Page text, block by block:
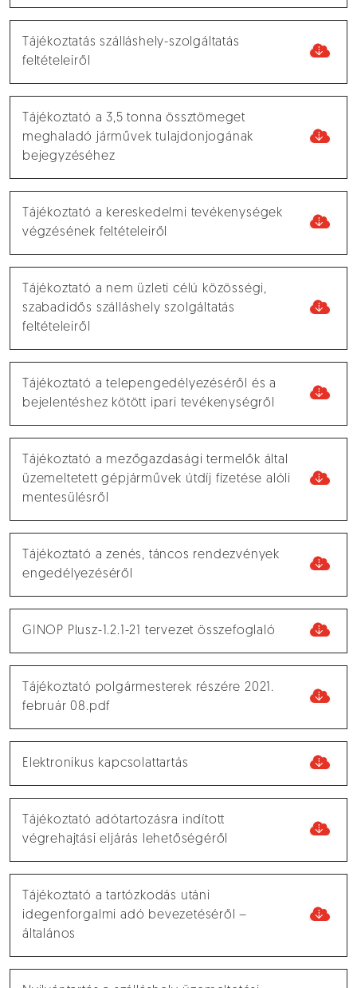
Tájékoztatás szálláshely-szolgáltatás
feltételeiről
Tájékoztató a 3,5 tonna össztömeget
meghaladó járművek tulajdonjogának
bejegyzéséhez
Tájékoztató a kereskedelmi tevékenységek
végzésének feltételeiről
Tájékoztató a nem üzleti célú közösségi,
szabadidős szálláshely szolgáltatás
feltételeiről
Tájékoztató a telepengedélyezéséről és a
bejelentéshez kötött ipari tevékenységről
Tájékoztató a mezőgazdasági termelők által
üzemeltetett gépjárművek útdíj fizetése alóli
mentesülésről
Tájékoztató a zenés, táncos rendezvények
engedélyezéséről
GINOP Plusz-1.2.1-21 tervezet összefoglaló
Tájékoztató polgármesterek részére 2021.
február 08.pdf
Elektronikus kapcsolattartás
Tájékoztató adótartozásra indított
végrehajtási eljárás lehetőségéről
Tájékoztató a tartózkodás utáni
idegenforgalmi adó bevezetéséről –
általános